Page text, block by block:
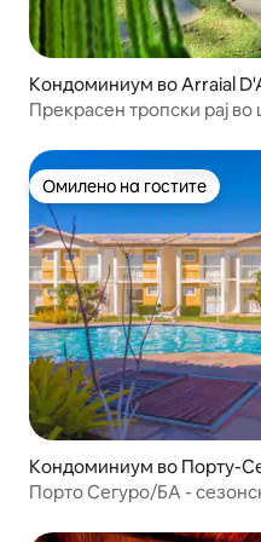
Кондоминиум во Arraial
Прекрасен тропски рај во
Омилено на гостите
Омилено на гостите
Кондоминиум во Порту-
Порто Сегуро/БА -